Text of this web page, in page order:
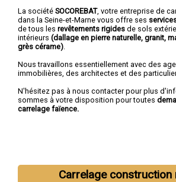
La société SOCOREBAT, votre entreprise de
dans la Seine-et-Marne vous offre ses
de tous les revêtements rigides de sols
intérieurs (dallage en pierre naturelle, granit,
grès cérame)
Nous travaillons essentiellement avec des
immobilières, des architectes et des
N'hésitez pas à nous contacter pour plus
sommes à votre disposition pour toutes
carrelage faïence.
Carrelage construction